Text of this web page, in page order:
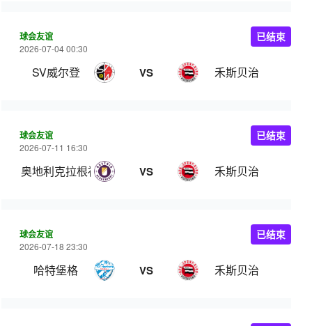
球会友谊
2026-07-04 00:30
SV威尔登 VS 禾斯贝治
已结束
球会友谊
2026-07-11 16:30
奥地利克拉根福 VS 禾斯贝治
已结束
球会友谊
2026-07-18 23:30
哈特堡格 VS 禾斯贝治
已结束